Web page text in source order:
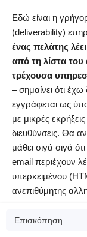
Εδώ είναι η
(deliverability)
ένας πελάτης
από τη λίστα του
τρέχουσα
– σημαίνει ότι
εγγράφεται ως
με μικρές
διευθύνσεις. Θα
μάθει σιγά σιγά
email περιέχουν
υπερκειμένου
ανεπιθύμητης
Τώρα, τι μπορεί
διαβεβαιώσει
Επισκόπηση